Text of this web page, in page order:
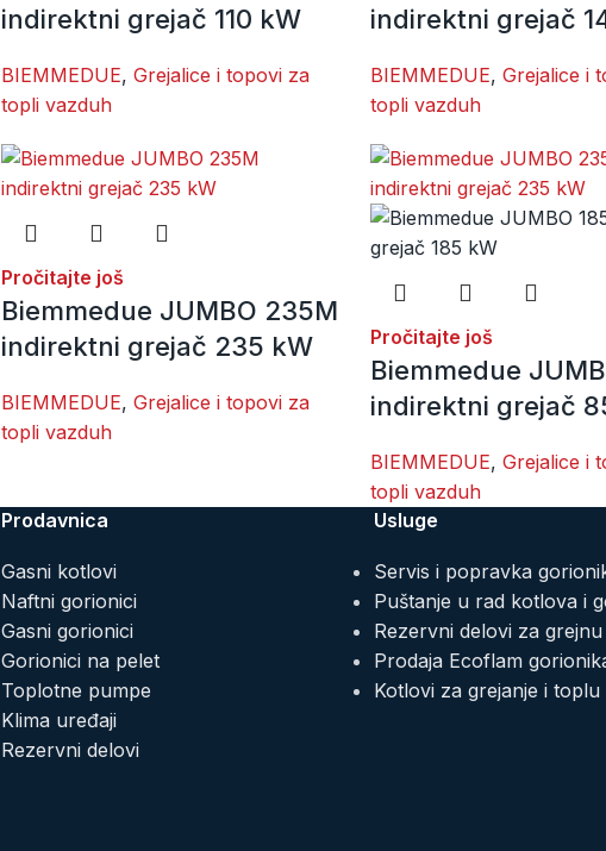
indirektni grejač 110 kW
BIEMMEDUE, Grejalice i topovi za
topli vazduh
indirektni grejač
BIEMMEDUE, Grejalice i
topli vazduh
Pročitajte još
Biemmedue JUMBO 235M
indirektni grejač 235 kW
BIEMMEDUE, Grejalice i topovi za
topli vazduh
Pročitajte još
Biemmedue
indirektni grejač
BIEMMEDUE, Grejalice i
topli vazduh
Prodavnica
Gasni kotlovi
Naftni gorionici
Gasni gorionici
Gorionici na pelet
Toplotne pumpe
Klima uređaji
Rezervni delovi
Usluge
Servis i popravka
Puštanje u rad kotlova i
Rezervni delovi za
Prodaja Ecoflam
Kotlovi za grejanje i